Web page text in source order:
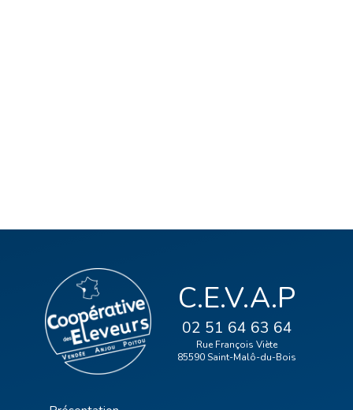
C.E.V.A.P
02 51 64 63 64
Rue François Viète
85590 Saint-Malô-du-Bois